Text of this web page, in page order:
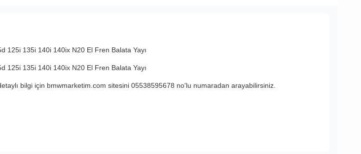
125i 135i 140i 140ix N20 El Fren Balata Yayı
125i 135i 140i 140ix N20 El Fren Balata Yayı
bilgi için bmwmarketim.com sitesini 05538595678 no'lu numaradan arayabilirsiniz.